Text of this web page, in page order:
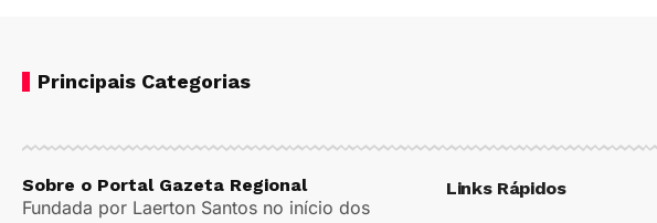
Principais Categorias
Sobre o Portal Gazeta Regional
Fundada por Laerton Santos no início dos
Links Rápidos